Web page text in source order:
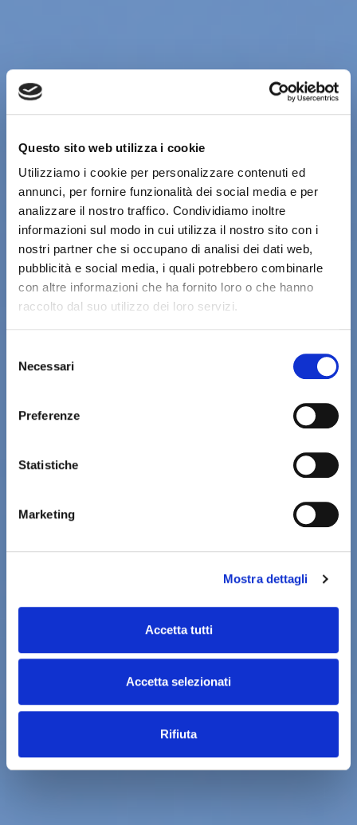
Questo sito web utilizza i cookie
Utilizziamo i cookie per personalizzare contenuti ed
annunci, per fornire funzionalità dei social media e per
analizzare il nostro traffico. Condividiamo inoltre
informazioni sul modo in cui utilizza il nostro sito con i
nostri partner che si occupano di analisi dei dati web,
pubblicità e social media, i quali potrebbero combinarle
con altre informazioni che ha fornito loro o che hanno
raccolto dal suo utilizzo dei loro servizi.
delNecessari
Preferenze
Statistiche
Marketing
Mostra dettagli
Accetta tutti
Accetta selezionati
Rifiuta